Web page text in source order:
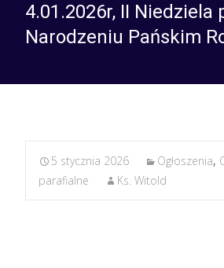
4.01.2026r, II Niedziela
Narodzeniu Pańskim
5 stycznia 2026 Ogłoszenia,
parafialne
Ks. Witold